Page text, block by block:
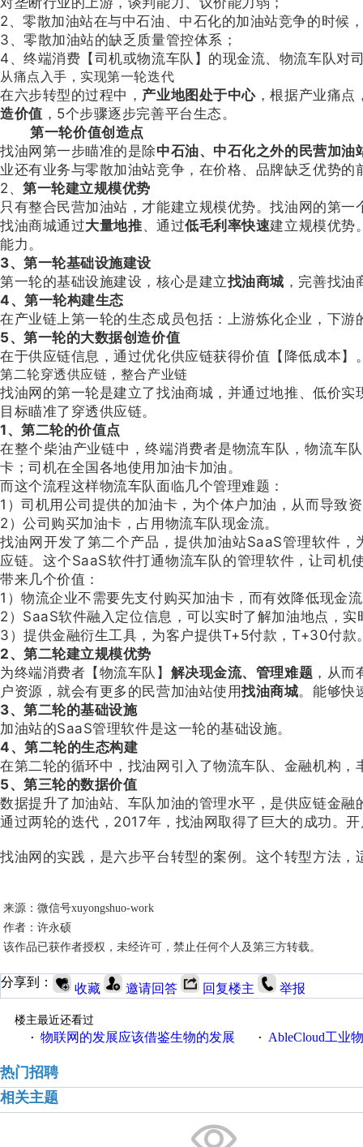
2、零散加油站在与中石油、中石化的加油站竞争的时候
3、零散加油站的缺乏质量管控体系；
4、终端消费【司机或物流车队】的现金流、物流车队对
从痛点入手，实现第一轮迭代
在六步转型的过程中， 产业地图处于中心，根据产业痛点
造价值 ，5个步骤逐步完善平台生态。
第一轮价值创造点
找油网第一步瞄准的是除中石油、中石化之外的民营加油
业还有业务与零散加油站竞争，在价格、品牌缺乏优势
2、第一轮建立规模优势
只有整合民营加油站，才能建立规模优势。找油网的第
找油商城通过大量地推、通过低毛利率快速建立规模优势
能力。
3、第一轮基础设施建设
第一轮的基础设施建设，核心是建立找油商城 ，完善找油
4、第一轮构建生态
在产业链上第一轮的生态成员包括：上游炼化企业，下游
5、第一轮的大数据创造价值
在于供应链信息，通过优化供应链获得价值【降低成本】
第二轮穿透供应链，整合产业链
找油网的第一轮是建立了找油商城，并通过地推、低价
目标瞄准了穿透供应链。
1、第二轮的价值点
在整个柴油产业链中，终端消费者是物流车队，物流车
卡；司机在全国各地使用加油卡加油。
而这个流程这样物流车队面临几个管理难题：
1）司机用公司提供的加油卡，为个体户加油，从而导致
2）公司购买加油卡，占用物流车队现金流。
找油网开发了第二个产品，提供加油站SaaS管理软件
应链。这个SaaS软件打通物流车队的管理软件，让司
带来几个价值：
1）物流企业不需要先支付购买加油卡，而有效降低现金
2）SaaS软件融入定位信息，可以实时了解加油地点，
3）提供金融衍生工具，为客户提供T+5付款，T+30付款
2、第二轮建立规模优势
为终端消费者【物流车队】 解决现金流、管理难题 ，从
户资源，就会有更多的民营加油站使用找油商城。能够快
3、第二轮的基础设施
加油站的SaaS管理软件是这一轮的基础设施。
4、第二轮的生态构建
在第二轮的循环中，找油网引入了物流车队、金融机构，
5、第三轮的数据价值
数据提升了加油站、车队加油的管理水平，是供应链金融
通过两轮的迭代，2017年，找油网取得了巨大的成功。
找油网的实践，是六步平台转型的案例。这个转型方法
来源：微信号xuyongshuo-work
作者：许永硕
该作品已获作者授权，未经许可，禁止任何个人及第三方转载。
分享到： 收藏 邀请回答 回复楼主 举报
楼主最近还看过
· 物联网的发展应该借鉴生物的发展 · AbleCloud工业物联
热门招聘
相关主题